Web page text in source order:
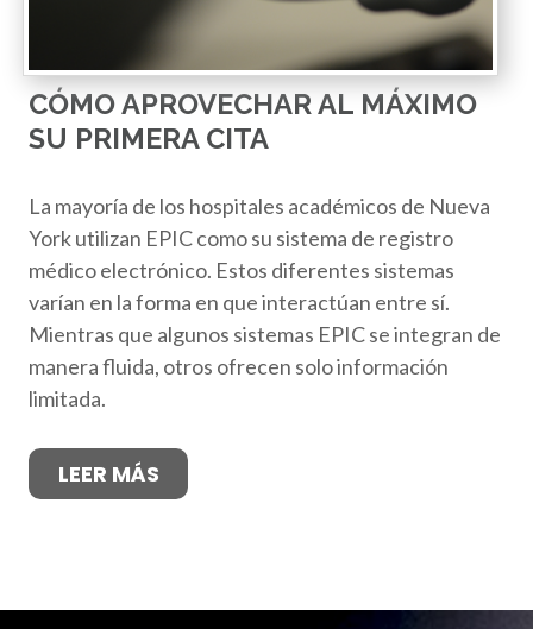
CÓMO APROVECHAR AL MÁXIMO
SU PRIMERA CITA
La mayoría de los hospitales académicos de Nueva
York utilizan EPIC como su sistema de registro
médico electrónico. Estos diferentes sistemas
varían en la forma en que interactúan entre sí.
Mientras que algunos sistemas EPIC se integran de
manera fluida, otros ofrecen solo información
limitada.
LEER MÁS